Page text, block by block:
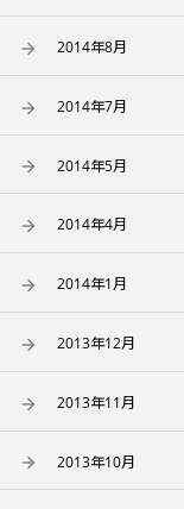
2014年8月
2014年7月
2014年5月
2014年4月
2014年1月
2013年12月
2013年11月
2013年10月